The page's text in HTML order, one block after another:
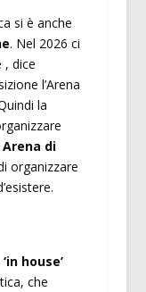
si è anche
. Nel 2026 ci
, dice
l’Arena
la
Arena di
organizzare
‘in house’
che